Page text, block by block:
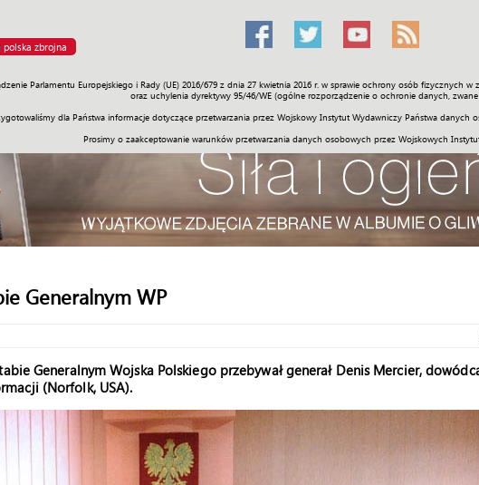
polska zbrojna
Parlamentu Europejskiego i Rady (UE) 2016/679 z dnia 27 kwietnia 2016 r. w sprawie ochrony osób
oraz uchylenia dyrektywy 95/46/WE (ogólne rozporządzenie o ochronie danych, zwane
dla Państwa informacje dotyczące przetwarzania przez Wojskowy Instytut Wydawniczy Państwa danych
Prosimy o zaakceptowanie warunków przetwarzania danych osobowych przez Wojskowych
Polityka Prawo Świat Społeczność Sport Historia Galerie Wideo
Generalnym WP
Generalnym Wojska Polskiego przebywał generał Denis Mercier,
(Norfolk, USA).